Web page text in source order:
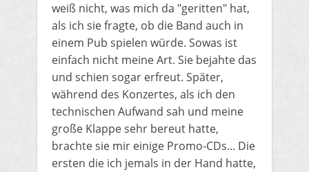
weiß nicht, was mich da "geritten" hat,
als ich sie fragte, ob die Band auch in
einem Pub spielen würde. Sowas ist
einfach nicht meine Art. Sie bejahte das
und schien sogar erfreut. Später,
während des Konzertes, als ich den
technischen Aufwand sah und meine
große Klappe sehr bereut hatte,
brachte sie mir einige Promo-CDs... Die
ersten die ich jemals in der Hand hatte,